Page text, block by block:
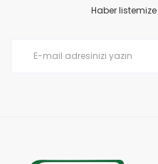
Ürün açıklamasında eksik
Haber